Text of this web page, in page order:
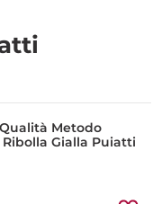
Metodo
Gialla Puiatti